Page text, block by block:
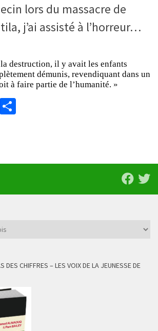
lors du massacre de
j’ai assisté à l’horreur…
destruction, il y avait les enfants
démunis, revendiquant dans un
à faire partie de l’humanité. »
WhatsApp
DES CHIFFRES – LES VOIX DE LA JEUNESSE DE